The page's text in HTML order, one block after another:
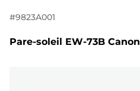
#9823A001
Pare-soleil EW-73B Canon